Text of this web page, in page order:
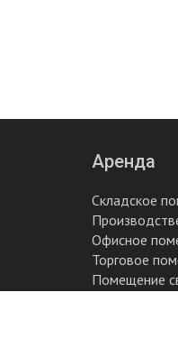
Аренда
Складское
Офисное
Торговое
Помещение